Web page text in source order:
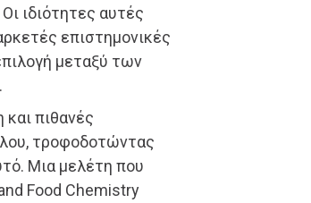
ιδιότητες αυτές
επιστημονικές
μεταξύ των
πιθανές
τροφοδοτώντας
Μια μελέτη που
Food Chemistry